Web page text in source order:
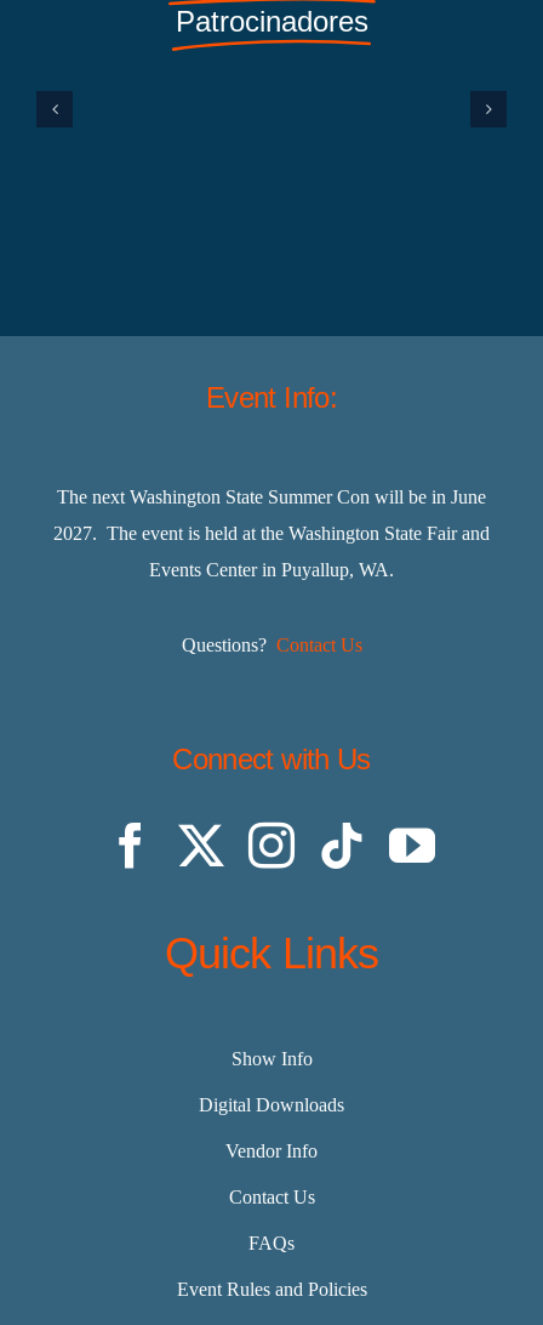
Patrocinadores
Event Info:
The next Washington State Summer Con will be in June
2027. The event is held at the Washington State Fair and
Events Center in Puyallup, WA.
Questions? Contact Us
Connect with Us
Quick Links
Show Info
Digital Downloads
Vendor Info
Contact Us
FAQs
Event Rules and Policies